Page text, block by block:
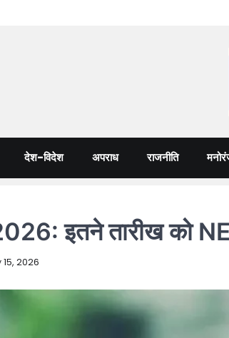
देश-विदेश अपराध राजनीति
इतने तारीख को
15, 2026